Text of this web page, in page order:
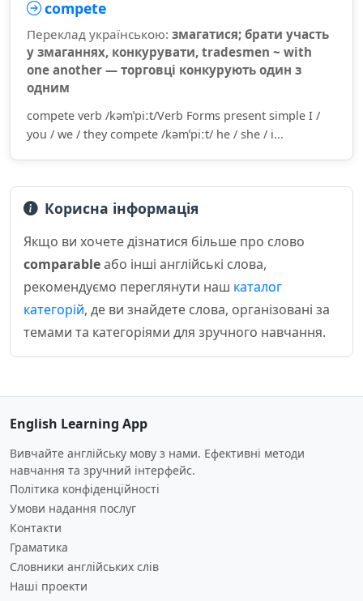
compete
Переклад українською: змагатися; брати участь
у змаганнях, конкурувати, tradesmen ~ with
one another — торговці конкурують один з
одним
compete verb /kəmˈpiːt/Verb Forms present simple I /
you / we / they compete /kəmˈpiːt/ he / she / i...
Корисна інформація
Якщо ви хочете дізнатися більше про слово
comparableабо інші англійські слова,
рекомендуємо переглянути наш каталог
категорій, де ви знайдете слова, організовані за
темами та категоріями для зручного навчання.
English Learning App
Вивчайте англійську мову з нами. Ефективні методи
навчання та зручний інтерфейс.
Політика конфіденційності
Умови надання послуг
Контакти
Граматика
Словники англійських слів
Наші проекти